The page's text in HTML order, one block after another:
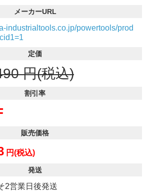
メーカーURL
industrialtools.co.jp/powertools/prod
定価
円(税込)
割引率
販売価格
円(税込)
発送
2営業日後発送